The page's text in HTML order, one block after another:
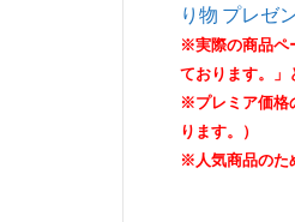
り物 プレゼ
※実際の商品ペ
ております。」
※プレミア価格
ります。）
※人気商品のた